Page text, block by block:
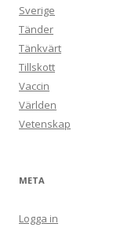
Sverige
Tänder
Tänkvärt
Tillskott
Vaccin
Världen
Vetenskap
META
Logga in